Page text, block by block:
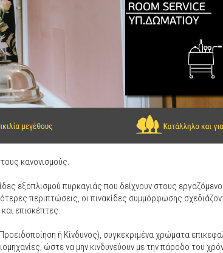
κανονισμούς.
εξοπλισμού πυρκαγιάς που δείχνουν στους
περιπτώσεις, οι πινακίδες συμμόρφωσης
επισκέπτες.
ή Κίνδυνος), συγκεκριμένα χρώματα
ώστε να μην κινδυνεύουν με την πάροδο του